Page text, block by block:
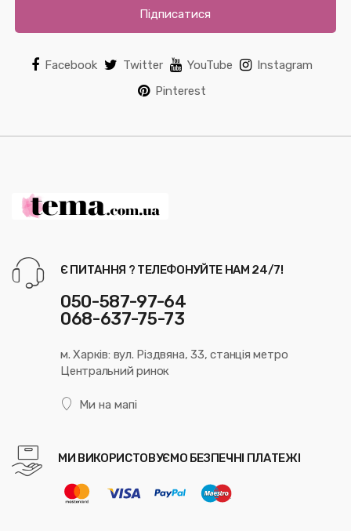
Підписатися
Facebook Twitter YouTube
Instagram
Pinterest
Є ПИТАННЯ ? ТЕЛЕФОНУЙТЕ НАМ 24/7!
050-587-97-64
068-637-75-73
м. Харків: вул. Різдвяна, 33, станція метро
Центральний ринок
Ми на мапі
МИ ВИКОРИСТОВУЄМО БЕЗПЕЧНІ ПЛАТЕЖІ